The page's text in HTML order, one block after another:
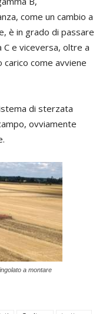
come un cambio a
è in grado di passare
C e viceversa, oltre a
come avviene
di sterzata
ovviamente
a montare